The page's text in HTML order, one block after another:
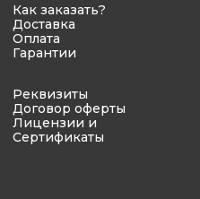
Как заказать?
Доставка
Оплата
Гарантии
Реквизиты
Договор оферты
Лицензии и
Сертификаты